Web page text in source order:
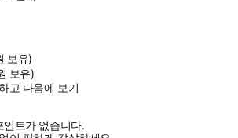
보유)
보유)
고 다음에 보기
인트가 없습니다.